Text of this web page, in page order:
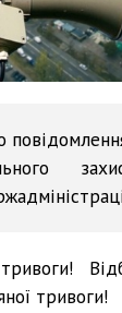
тривоги!